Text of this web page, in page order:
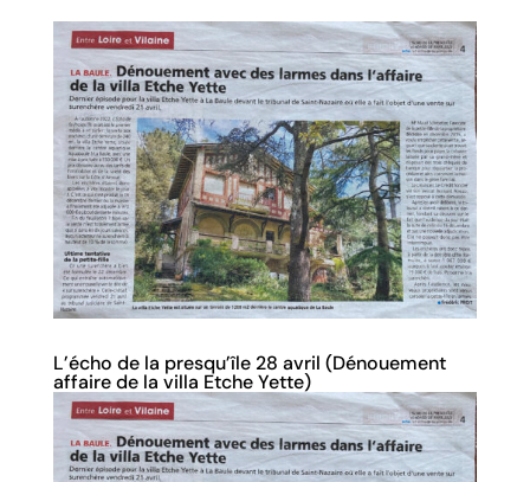
L’écho de la presqu’île 28 avril (Dénouement
affaire de la villa Etche Yette)